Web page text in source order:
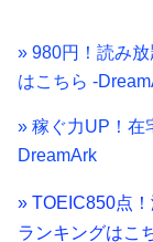
» 980円！読み
はこちら -
» 稼ぐ力UP！在
DreamArk
» TOEIC850点
ランキングはこ